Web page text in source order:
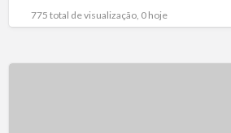
775 total de visualização, 0 hoje